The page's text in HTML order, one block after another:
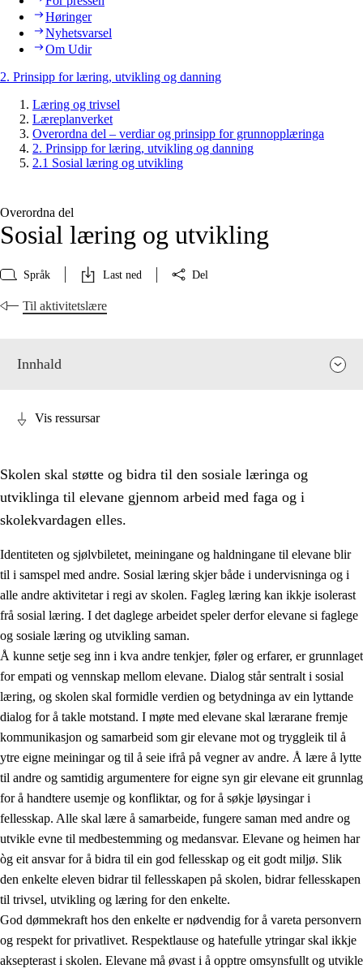
Høringer
Nyhetsvarsel
Om Udir
2. Prinsipp for læring, utvikling og danning
Læring og trivsel
Læreplanverket
Overordna del – verdiar og prinsipp for grunnopplæringa
2. Prinsipp for læring, utvikling og danning
2.1 Sosial læring og utvikling
Overordna del
Sosial læring og utvikling
Språk Last ned Del
Til aktivitetslære
Innhald
2. Prinsipp for læring, utvikling og danning
2.1 Sosial læring og utvikling
2.2 Kompetanse i faga
2.3 Grunnleggjande ferdigheiter
2.4 Å lære å lære
Tverrfaglege tema
Vis ressursar
Skolen skal støtte og bidra til den sosiale læringa og
utviklinga til elevane gjennom arbeid med faga og i
skolekvardagen elles.
Identiteten og sjølvbiletet, meiningane og haldningane til elevane blir
til i samspel med andre. Sosial læring skjer både i undervisninga og i
alle andre aktivitetar i regi av skolen. Fagleg læring kan ikkje isolerast
frå sosial læring. I det daglege arbeidet speler derfor elevane si faglege
og sosiale læring og utvikling saman.
Å kunne setje seg inn i kva andre tenkjer, føler og erfarer, er grunnlaget
for empati og vennskap mellom elevane. Dialog står sentralt i sosial
læring, og skolen skal formidle verdien og betydninga av ein lyttande
dialog for å takle motstand. I møte med elevane skal lærarane fremje
kommunikasjon og samarbeid som gir elevane mot og tryggleik til å
ytre eigne meiningar og til å seie ifrå på vegner av andre. Å lære å lytte
til andre og samtidig argumentere for eigne syn gir elevane eit grunnlag
for å handtere usemje og konfliktar, og for å søkje løysingar i
fellesskap. Alle skal lære å samarbeide, fungere saman med andre og
utvikle evne til medbestemming og medansvar. Elevane og heimen har
òg eit ansvar for å bidra til ein god fellesskap og eit godt miljø. Slik
den enkelte eleven bidrar til fellesskapen på skolen, bidrar fellesskapen
til trivsel, utvikling og læring for den enkelte.
God dømmekraft hos den enkelte er nødvendig for å vareta personvern
og respekt for privatlivet. Respektlause og hatefulle ytringar skal ikkje
aksepterast i skolen. Elevane må øvast i å opptre omsynsfullt og utvikle